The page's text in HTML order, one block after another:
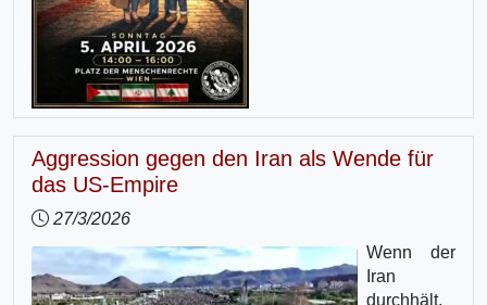
Aggression gegen den Iran als Wende für
das US-Empire
27/3/2026
Wenn der
Iran
durchhält,